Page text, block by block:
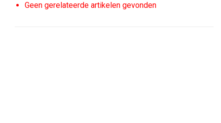
Geen gerelateerde artikelen gevonden